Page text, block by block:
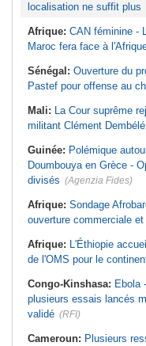
localisation ne suffit plus
Afrique: CAN féminine -
Maroc fera face à
Sénégal: Ouverture du
Pastef pour offense au
Mali: La Cour suprême
militant Clément Dembélé
Guinée: Polémique
Doumbouya en Grèce -
divisés (Agenzia Fides)
Afrique: Sondage
ouverture commerciale
Afrique: L'Éthiopie
de l'OMS pour le
Congo-Kinshasa: Ebola
plusieurs essais lancés
validé (RFI)
Cameroun: Plusieurs